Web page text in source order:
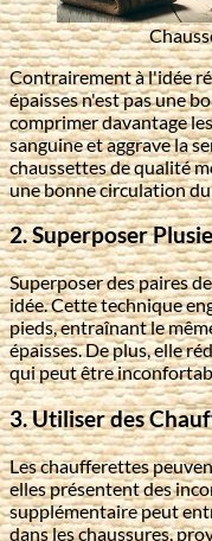
Contrairement à l'idée
épaisses n'est pas une
comprimer davantage
sanguine et aggrave la
chaussettes de qualité
une bonne circulation du
2. Superposer
Superposer des paires
idée. Cette technique
pieds, entraînant le
épaisses. De plus, elle
qui peut être
3. Utiliser des
Les chaufferettes
elles présentent des
supplémentaire peut
dans les chaussures,